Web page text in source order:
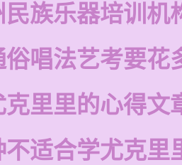
民族乐器培训机
俗唱法艺考要花
克里里的心得文
不适合学尤克里